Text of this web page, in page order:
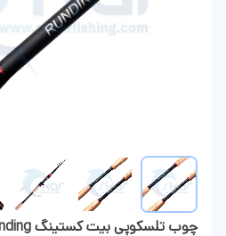
چوب تلسکوپی بیت کستینگ Runding